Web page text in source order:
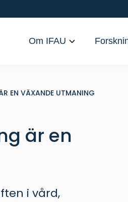
Om IFAU
EN VÄXANDE UTMANING
är en
i vård,